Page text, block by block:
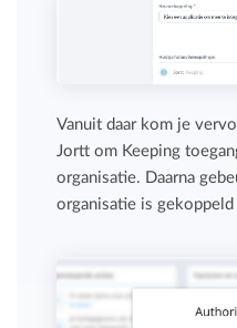
Vanuit daar kom je
Jortt om Keeping
organisatie. Daarna
organisatie is gekoppeld